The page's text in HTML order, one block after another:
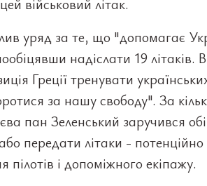
військовий літак.
уряд за те, що "допомагає
надіслати 19 літаків.
Греції тренувати
за нашу свободу". За
пан Зеленський заручився
передати літаки -
і допоміжного екіпажу.